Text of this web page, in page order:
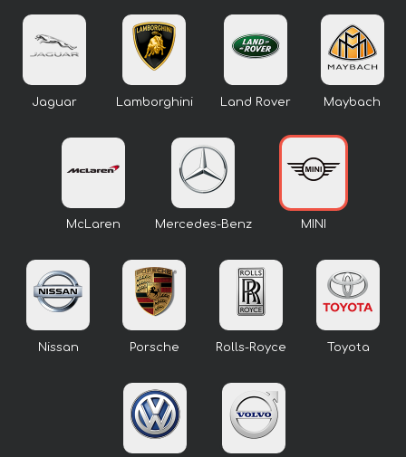
Jaguar Lamborghini Land Rover Maybach
McLaren Mercedes-Benz MINI
Nissan Porsche Rolls-Royce Toyota